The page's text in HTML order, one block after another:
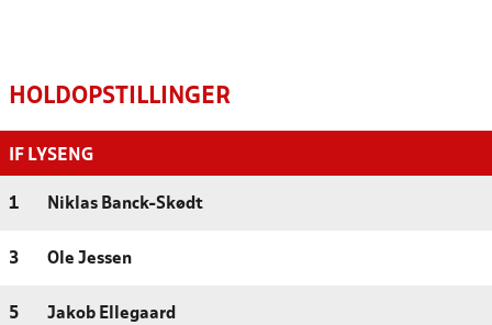
HOLDOPSTILLINGER
IF LYSENG
1 Niklas Banck-Skødt
3 Ole Jessen
5 Jakob Ellegaard